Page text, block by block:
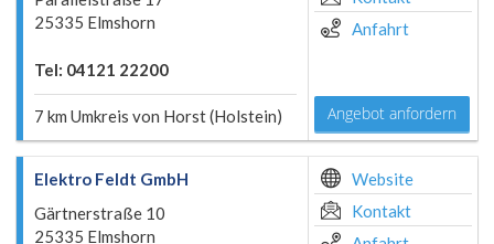
25335 Elmshorn
Tel: 04121 22200
7 km Umkreis von Horst (Holstein)
Anfahrt
Angebot anfordern
Elektro Feldt GmbH
Gärtnerstraße 10
25335 Elmshorn
Website
Kontakt